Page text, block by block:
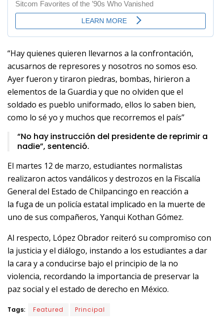
“Hay quienes quieren llevarnos a la confrontación,
acusarnos de represores y nosotros no somos eso.
Ayer fueron y tiraron piedras, bombas, hirieron a
elementos de la Guardia y que no olviden que el
soldado es pueblo uniformado, ellos lo saben bien,
como lo sé yo y muchos que recorremos el país”
“No hay instrucción del presidente de reprimir a
nadie”, sentenció.
El martes 12 de marzo, estudiantes normalistas
realizaron actos vandálicos y destrozos en la Fiscalía
General del Estado de Chilpancingo en reacción a
la fuga de un policía estatal implicado en la muerte de
uno de sus compañeros, Yanqui Kothan Gómez.
Al respecto, López Obrador reiteró su compromiso con
la justicia y el diálogo, instando a los estudiantes a dar
la cara y a conducirse bajo el principio de la no
violencia, recordando la importancia de preservar la
paz social y el estado de derecho en México.
Tags: Featured Principal